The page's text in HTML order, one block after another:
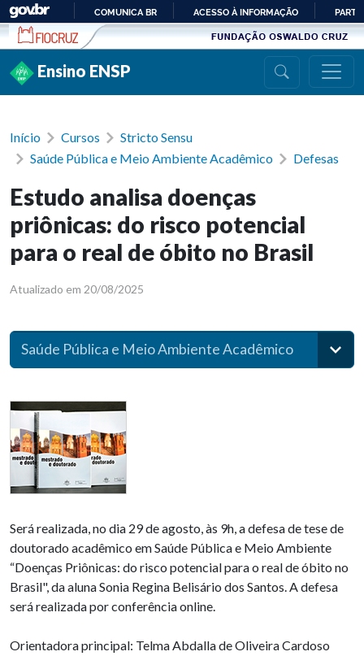
Ir para conteúdo
PARA
COMUNICA BR ACESSO À INFORMAÇÃO
Ensino ENSP
Início Cursos
Stricto Sensu
Saúde Pública e Meio Ambiente Acadêmico
Defesas
Estudo analisa doenças
priônicas: do risco potencial
para o real de óbito no Brasil
Atualizado em 20/08/2025
Saúde Pública e Meio Ambiente Acadêmico
Será realizada, no dia 29 de agosto, às 9h, a defesa de tese de
doutorado acadêmico em Saúde Pública e Meio Ambiente
“Doenças Priônicas: do risco potencial para o real de óbito no
Brasil", da aluna Sonia Regina Belisário dos Santos. A defesa
será realizada por conferência online.
Orientadora principal: Telma Abdalla de Oliveira Cardoso